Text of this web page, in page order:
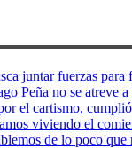
juntar fuerzas para
Peña no se atreve
el cartismo,
viviendo el
de lo poco